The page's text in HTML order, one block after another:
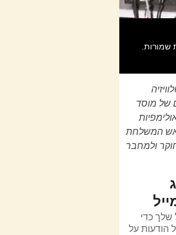
והטלוויזיה
של מוסד
ראש המשלחת
מס' 909. כל הזכויות שמורות לחוקר ולמחבר
שלך כדי
הודעות על